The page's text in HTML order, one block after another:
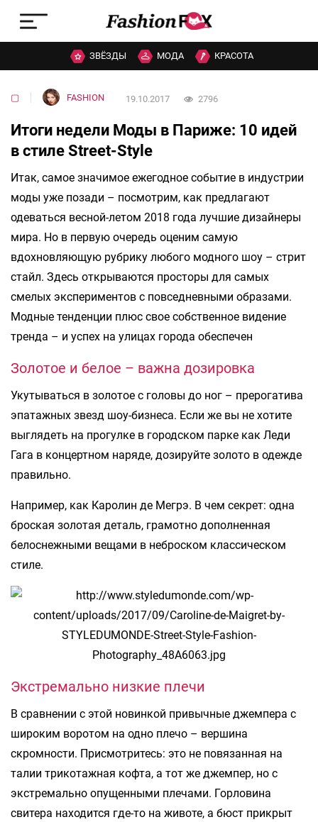
ЗВЁЗДЫ МОДА КРАСОТА
▢ FASHION 19.10.2017 2796
Итоги недели Моды в Париже: 10 идей
в стиле Street-Style
Итак, самое значимое ежегодное событие в индустрии
моды уже позади – посмотрим, как предлагают
одеваться весной-летом 2018 года лучшие дизайнеры
мира. Но в первую очередь оценим самую
вдохновляющую рубрику любого модного шоу – стрит
стайл. Здесь открываются просторы для самых
смелых экспериментов с повседневными образами.
Модные тенденции плюс свое собственное видение
тренда – и успех на улицах города обеспечен
Золотое и белое – важна дозировка
Укутываться в золотое с головы до ног – прерогатива
эпатажных звезд шоу-бизнеса. Если же вы не хотите
выглядеть на прогулке в городском парке как Леди
Гага в концертном наряде, дозируйте золото в одежде
правильно.
Например, как Каролин де Мегрэ. В чем секрет: одна
броская золотая деталь, грамотно дополненная
белоснежными вещами в неброском классическом
стиле.
Экстремально низкие плечи
В сравнении с этой новинкой привычные джемпера с
широким воротом на одно плечо – вершина
скромности. Присмотритесь: это не повязанная на
талии трикотажная кофта, а тот же джемпер, но с
экстремально опущенными плечами. Горловина
свитера находится где-то на животе, а бюст прикрыт